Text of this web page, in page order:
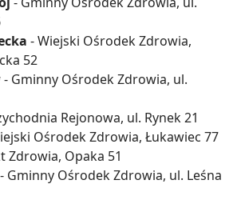
- Wiejski Ośrodek Zdrowia,
52
- Gminny Ośrodek Zdrowia, ul.
Rejonowa, ul. Rynek 21
Ośrodek Zdrowia, Łukawiec 77
Zdrowia, Opaka 51
- Gminny Ośrodek Zdrowia, ul. Leśna